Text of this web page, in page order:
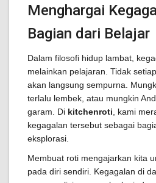
Menghargai
Bagian dari Belajar
Dalam filosofi hidup lambat,
melainkan pelajaran. Tidak
akan langsung sempurna.
terlalu lembek, atau mungkin
garam. Di kitchenroti , kami
kegagalan tersebut sebagai
eksplorasi.
Membuat roti mengajarkan kita
pada diri sendiri. Kegagalan di